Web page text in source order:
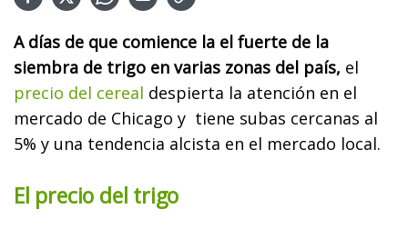
A días de que comience la el fuerte de la
siembra de trigo en varias zonas del país, el
precio del cereal despierta la atención en el
mercado de Chicago y tiene subas cercanas al
5% y una tendencia alcista en el mercado local.
El precio del trigo